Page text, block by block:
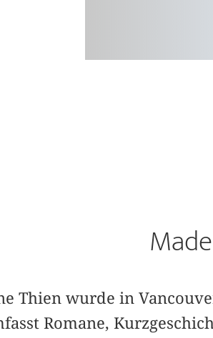
Thien wurde in
Romane,